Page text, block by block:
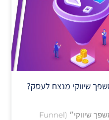
המושג Funnel, או בעברית ״משפך שיווקי״ (Funnel